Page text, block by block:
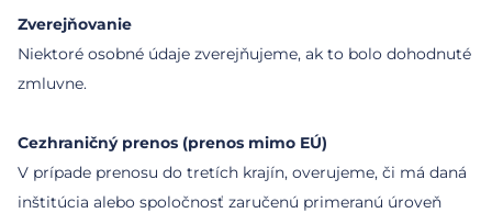
Zverejňovanie
Niektoré osobné údaje zverejňujeme, ak to bolo dohodnuté
zmluvne.
Cezhraničný prenos (prenos mimo EÚ)
V prípade prenosu do tretích krajín, overujeme, či má daná
inštitúcia alebo spoločnosť zaručenú primeranú úroveň